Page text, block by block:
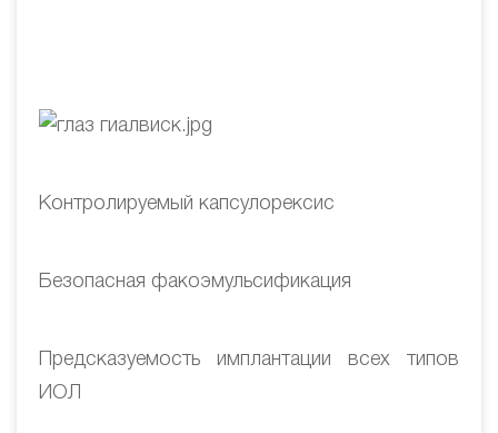
Контролируемый капсулорексис
Безопасная факоэмульсификация
Предсказуемость имплантации всех типов
ИОЛ